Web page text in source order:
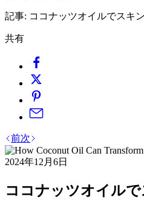
記事: ココナッツオイルでスキ
共有
前次
2024年12月6日
ココナッツオイル